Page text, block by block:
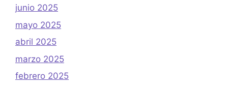
junio 2025
mayo 2025
abril 2025
marzo 2025
febrero 2025